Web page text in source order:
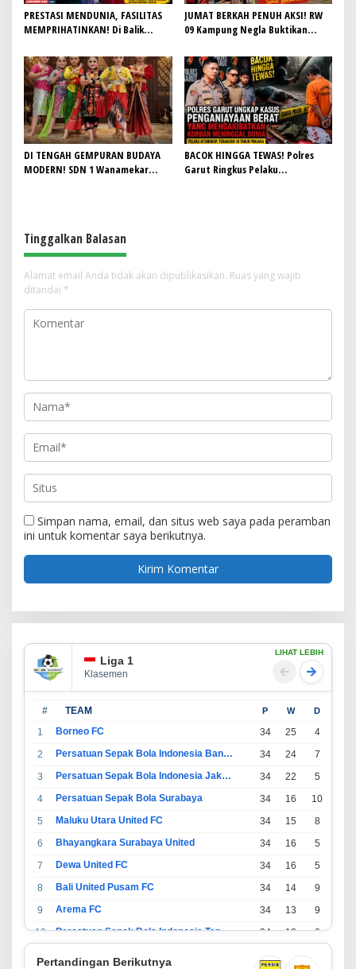
PRESTASI MENDUNIA, FASILITAS
MEMPRIHATINKAN! Di Balik
Lapangan Hoki Rusak, Masjid Tak
Lagi Mampu Tampung Jamaah,
Penjualan Seragam Ikut Jadi
Sorotan
JUMAT BERKAH PENUH AKSI! RW
09 Kampung Negla Buktikan
Slogan, Warga Bersatu Sambut
HUT RI ke-81
DI TENGAH GEMPURAN BUDAYA
MODERN! SDN 1 Wanamekar
BACOK HINGGA TEWAS! Polres
Garut Ringkus Pelaku
Tinggalkan Balasan
Alamat email Anda tidak akan dipublikasikan. Ruas yang wajib
ditandai *
Simpan nama, email, dan situs web saya pada peramban
ini untuk komentar saya berikutnya.
Liga 1
Klasemen
LIHAT LEBIH
# TEAM P W D
1 Borneo FC 34 25 4
2
Persatuan Sepak Bola Indonesia Bandung 34 24 7
3
Persatuan Sepak Bola Indonesia Jakarta 34 22 5
4
Persatuan Sepak Bola Surabaya 34 16 10
5
Maluku Utara United FC 34 15 8
6
Bhayangkara Surabaya United 34 16 5
7
Dewa United FC 34 16 5
8
Bali United Pusam FC 34 14 9
9
Arema FC 34 13 9
10
Persatuan Sepak Bola Indonesia Tangerang 34 13 6
Pertandingan Berikutnya